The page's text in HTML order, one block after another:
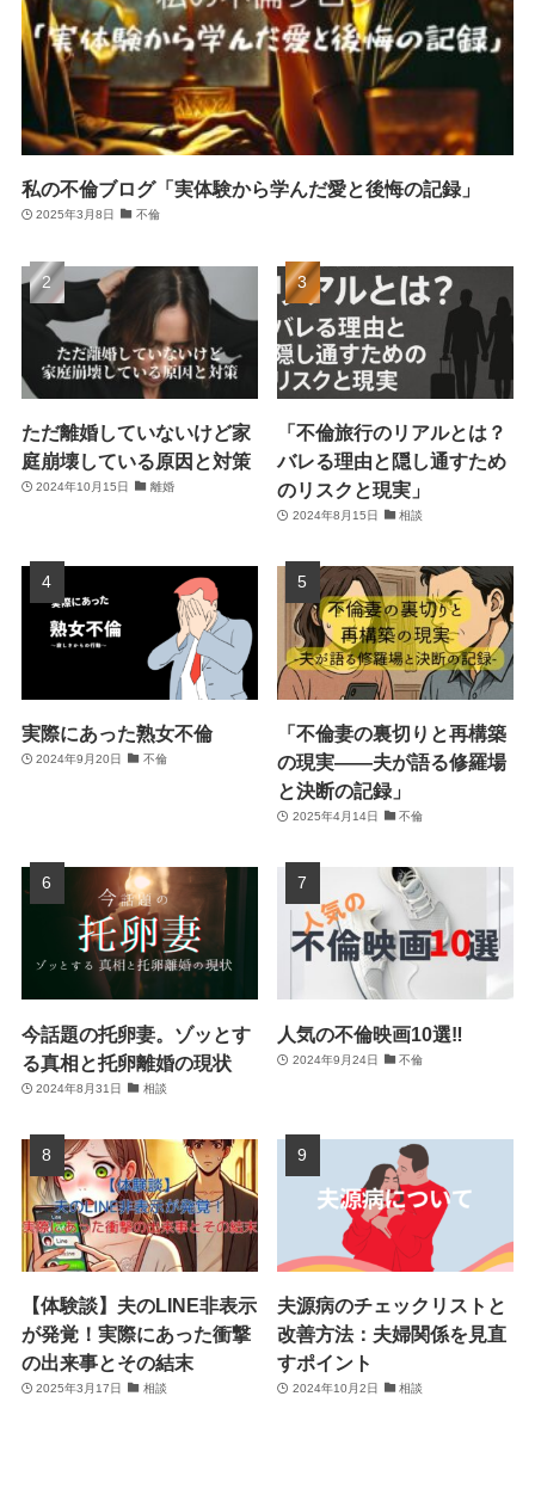
私の不倫ブログ「実体験から学んだ愛と後悔の記録」
2025年3月8日 不倫
ただ離婚していないけど家
庭崩壊している原因と対策
2024年10月15日 離婚
「不倫旅行のリアルとは？
バレる理由と隠し通すため
のリスクと現実」
2024年8月15日 相談
実際にあった熟女不倫
2024年9月20日 不倫
「不倫妻の裏切りと再構築
の現実――夫が語る修羅場
と決断の記録」
2025年4月14日 不倫
今話題の托卵妻。ゾッとす
る真相と托卵離婚の現状
2024年8月31日 相談
人気の不倫映画10選‼
2024年9月24日 不倫
【体験談】夫のLINE非表示
が発覚！実際にあった衝撃
の出来事とその結末
2025年3月17日 相談
夫源病のチェックリストと
改善方法：夫婦関係を見直
すポイント
2024年10月2日 相談